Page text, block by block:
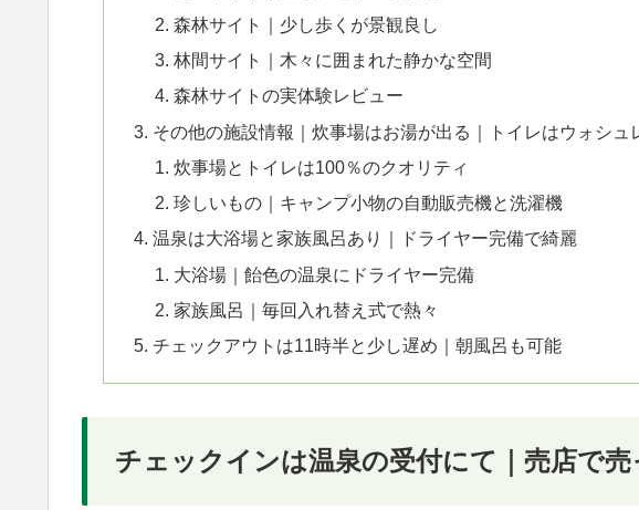
森林サイト｜少し歩くが景観良し
林間サイト｜木々に囲まれた静かな空間
森林サイトの実体験レビュー
その他の施設情報｜炊事場はお湯が出る｜トイレはウォシュ
炊事場とトイレは100％のクオリティ
珍しいもの｜キャンプ小物の自動販売機と洗濯機
温泉は大浴場と家族風呂あり｜ドライヤー完備で綺麗
大浴場｜飴色の温泉にドライヤー完備
家族風呂｜毎回入れ替え式で熱々
チェックアウトは11時半と少し遅め｜朝風呂も可能
チェックインは温泉の受付にて｜売店で